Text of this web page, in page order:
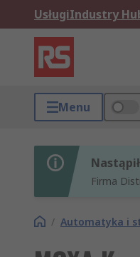
UsługiIndustry
Menu
Firma
/ Automatyka i